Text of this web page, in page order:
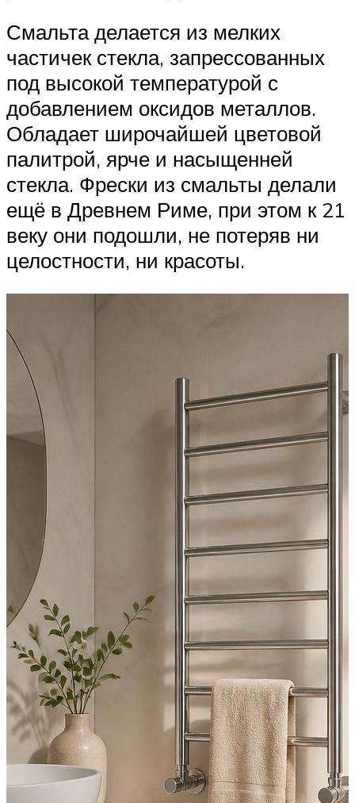
Смальта делается из мелких
частичек стекла, запрессованных
под высокой температурой с
добавлением оксидов металлов.
Обладает широчайшей цветовой
палитрой, ярче и насыщенней
стекла. Фрески из смальты делали
ещё в Древнем Риме, при этом к 21
веку они подошли, не потеряв ни
целостности, ни красоты.